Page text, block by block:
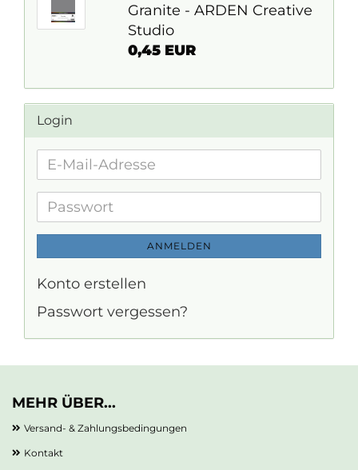
Granite - ARDEN Creative
Studio
0,45 EUR
Login
E-
Adresse
Passwort
ANMELDEN
Konto erstellen
Passwort vergessen?
MEHR ÜBER...
Versand- & Zahlungsbedingungen
Kontakt